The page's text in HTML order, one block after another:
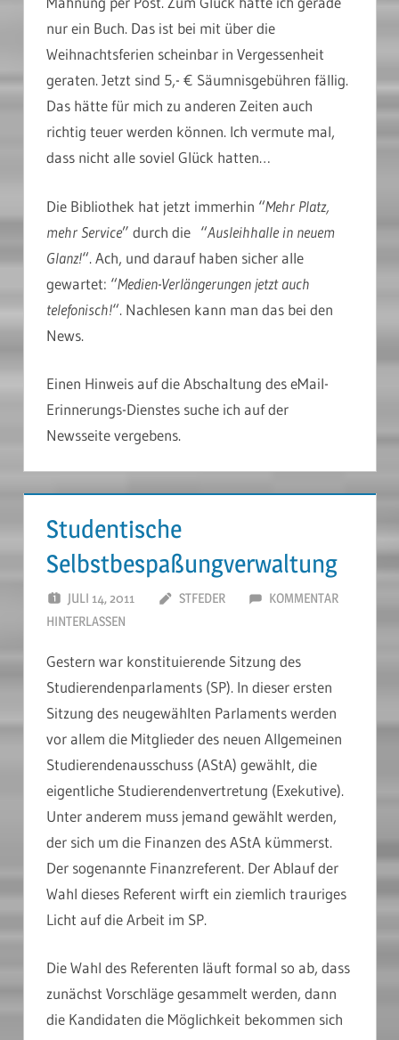
nur ein Buch. Das ist bei mit über die
Weihnachtsferien scheinbar in Vergessenheit
geraten. Jetzt sind 5,- € Säumnisgebühren fällig.
Das hätte für mich zu anderen Zeiten auch
richtig teuer werden können. Ich vermute mal,
dass nicht alle soviel Glück hatten…
Die Bibliothek hat jetzt immerhin “Mehr Platz,
mehr Service” durch die “Ausleihhalle in neuem
Glanz!“. Ach, und darauf haben sicher alle
gewartet: “Medien-Verlängerungen jetzt auch
telefonisch!“. Nachlesen kann man das bei den
News.
Einen Hinweis auf die Abschaltung des eMail-
Erinnerungs-Dienstes suche ich auf der
Newsseite vergebens.
Studentische
Selbstbespaßungverwaltung
JULI 14, 2011 STFEDER
KOMMENTAR
HINTERLASSEN
Gestern war konstituierende Sitzung des
Studierendenparlaments (SP). In dieser ersten
Sitzung des neugewählten Parlaments werden
vor allem die Mitglieder des neuen Allgemeinen
Studierendenausschuss (AStA) gewählt, die
eigentliche Studierendenvertretung (Exekutive).
Unter anderem muss jemand gewählt werden,
der sich um die Finanzen des AStA kümmerst.
Der sogenannte Finanzreferent. Der Ablauf der
Wahl dieses Referent wirft ein ziemlich trauriges
Licht auf die Arbeit im SP.
Die Wahl des Referenten läuft formal so ab, dass
zunächst Vorschläge gesammelt werden, dann
die Kandidaten die Möglichkeit bekommen sich